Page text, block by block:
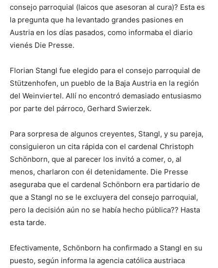
consejo parroquial (laicos que asesoran al cura)? Esta es
la pregunta que ha levantado grandes pasiones en
Austria en los días pasados, como informaba el diario
vienés Die Presse.
Florian Stangl fue elegido para el consejo parroquial de
Stützenhofen, un pueblo de la Baja Austria en la región
del Weinviertel. Allí no encontró demasiado entusiasmo
por parte del párroco, Gerhard Swierzek.
Para sorpresa de algunos creyentes, Stangl, y su pareja,
consiguieron un cita rápida con el cardenal Christoph
Schönborn, que al parecer los invitó a comer, o, al
menos, charlaron con él detenidamente. Die Presse
aseguraba que el cardenal Schönborn era partidario de
que a Stangl no se le excluyera del consejo parroquial,
pero la decisión aún no se había hecho pública?? Hasta
esta tarde.
Efectivamente, Schönborn ha confirmado a Stangl en su
puesto, según informa la agencia católica austriaca